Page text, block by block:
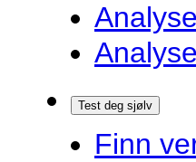
Test deg sjølv
Finn